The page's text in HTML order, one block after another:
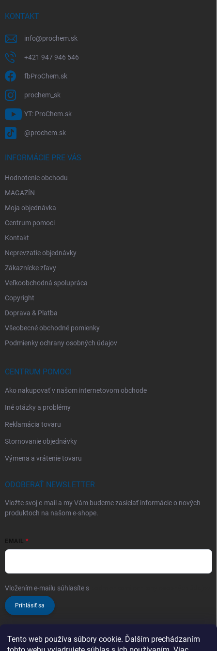
Tento web používa súbory cookie. Ďalším prechádzaním
KONTAKT
info@prochem.sk
+421 947 946 546
fbProChem.sk
prochem_sk
YT: ProChem.sk
@prochem.sk
INFORMÁCIE PRE VÁS
Hodnotenie obchodu
MAGAZÍN
Moja objednávka
Centrum pomoci
Kontakt
Neprevzatie objednávky
Zákaznícke zľavy
Veľkoobchodná spolupráca
Copyright
Doprava & Platba
Všeobecné obchodné pomienky
Podmienky ochrany osobných údajov
CENTRUM POMOCI
Ako nakupovať v našom internetovom obchode
Iné otázky a problémy
Reklamácia tovaru
Stornovanie objednávky
Výmena a vrátenie tovaru
ODOBERAŤ NEWSLETTER
Vložte svoj e-mail a my Vám budeme zasielať informácie o nových
produktoch na našom e-shope.
EMAIL
Vložením e-mailu súhlasíte s
Prihlásiť sa